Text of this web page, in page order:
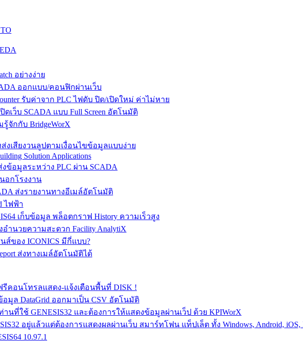
อย่างง่าย
ออกแบบ/คอนฟิกผ่านเว็บ
รับค่าจาก PLC ไฟดับ ปิด/เปิดใหม่ ค่าไม่หาย
ดเว็บ SCADA แบบ Full Screen อัตโนมัติ
จักกับ BridgeWorX
ส่งเสียงวนลูปตามเงื่อนไขข้อมูลแบบง่าย
Solution Applications
งข้อมูลระหว่าง PLC ผ่าน SCADA
อกโรงงาน
ส่งรายงานทางอีเมล์อัตโนมัติ
ไฟฟ้า
เก็บข้อมูล พล็อตกราฟ History ความเร็วสูง
ำนวยความสะดวก Facility AnalytiX
ส์ของ ICONICS มีกี่แบบ?
ส่งทางเมล์อัตโนมัติได้
รีคอนโทรลแสดง-แจ้งเตือนพื้นที่ DISK !
อมูล DataGrid ออกมาเป็น CSV อัตโนมัติ
านที่ใช้ GENESIS32 และต้องการให้แสดงข้อมูลผ่านเว็ป ด้วย KPIWorX
อยู่แล้วแต่ต้องการแสดงผลผ่านเว็บ สมาร์ทโฟน แท็ปเล็ต ทั้ง Windows, Android, iOS,
10.97.1